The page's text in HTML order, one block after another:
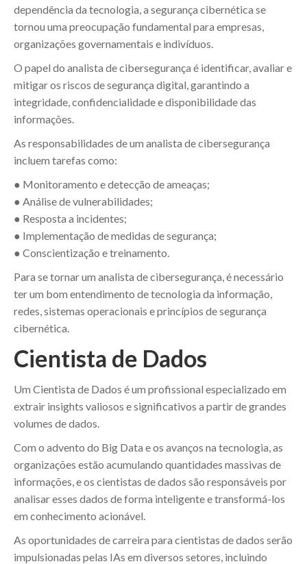
dependência da tecnologia, a segurança cibernética se
tornou uma preocupação fundamental para empresas,
organizações governamentais e indivíduos.
O papel do analista de cibersegurança é identificar, avaliar e
mitigar os riscos de segurança digital, garantindo a
integridade, confidencialidade e disponibilidade das
informações.
As responsabilidades de um analista de cibersegurança
incluem tarefas como:
● Monitoramento e detecção de ameaças;
● Análise de vulnerabilidades;
● Resposta a incidentes;
● Implementação de medidas de segurança;
● Conscientização e treinamento.
Para se tornar um analista de cibersegurança, é necessário
ter um bom entendimento de tecnologia da informação,
redes, sistemas operacionais e princípios de segurança
cibernética.
Cientista de Dados
Um Cientista de Dados é um profissional especializado em
extrair insights valiosos e significativos a partir de grandes
volumes de dados.
Com o advento do Big Data e os avanços na tecnologia, as
organizações estão acumulando quantidades massivas de
informações, e os cientistas de dados são responsáveis por
analisar esses dados de forma inteligente e transformá-los
em conhecimento acionável.
As oportunidades de carreira para cientistas de dados serão
impulsionadas pelas IAs em diversos setores, incluindo